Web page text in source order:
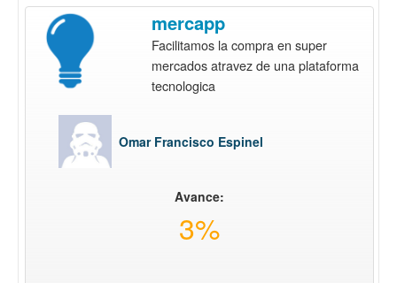
mercapp
Facilitamos la compra en super
mercados atravez de una plataforma
tecnologica
Omar Francisco Espinel
Avance:
3%